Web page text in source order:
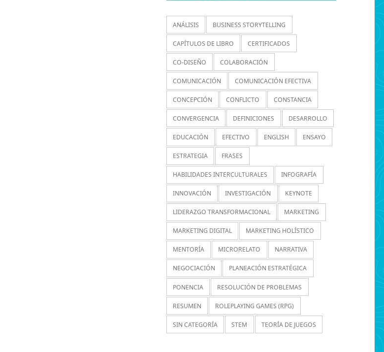
ANÁLISIS BUSINESS STORYTELLING
CAPÍTULOS DE LIBRO CERTIFICADOS
CO-DISEÑO COLABORACIÓN
COMUNICACIÓN COMUNICACIÓN EFECTIVA
CONCEPCIÓN CONFLICTO CONSTANCIA
CONVERGENCIA DEFINICIONES DESARROLLO
EDUCACIÓN EFECTIVO ENGLISH ENSAYO
ESTRATEGIA FRASES
HABILIDADES INTERCULTURALES INFOGRAFÍA
INNOVACIÓN INVESTIGACIÓN KEYNOTE
LIDERAZGO TRANSFORMACIONAL MARKETING
MARKETING DIGITAL MARKETING HOLÍSTICO
MENTORÍA MICRORELATO NARRATIVA
NEGOCIACIÓN PLANEACIÓN ESTRATÉGICA
PONENCIA RESOLUCIÓN DE PROBLEMAS
RESUMEN ROLEPLAYING GAMES (RPG)
SIN CATEGORÍA STEM TEORÍA DE JUEGOS